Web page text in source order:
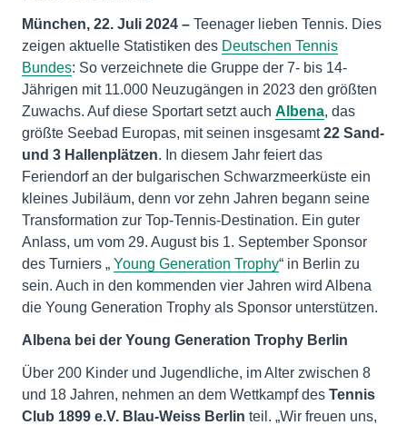
München, 22. Juli 2024 – Teenager lieben Tennis. Dies
zeigen aktuelle Statistiken des Deutschen Tennis
Bundes: So verzeichnete die Gruppe der 7- bis 14-
Jährigen mit 11.000 Neuzugängen in 2023 den größten
Zuwachs. Auf diese Sportart setzt auch Albena, das
größte Seebad Europas, mit seinen insgesamt22 Sand-
und 3 Hallenplätzen. In diesem Jahr feiert das
Feriendorf an der bulgarischen Schwarzmeerküste ein
kleines Jubiläum, denn vor zehn Jahren begann seine
Transformation zur Top-Tennis-Destination. Ein guter
Anlass, um vom 29. August bis 1. September Sponsor
des Turniers „ Young Generation Trophy“ in Berlin zu
sein. Auch in den kommenden vier Jahren wird Albena
die Young Generation Trophy als Sponsor unterstützen.
Albena bei der Young Generation Trophy Berlin
Über 200 Kinder und Jugendliche, im Alter zwischen 8
und 18 Jahren, nehmen an dem Wettkampf des Tennis
Club 1899 e.V. Blau-Weiss Berlin teil. „Wir freuen uns,